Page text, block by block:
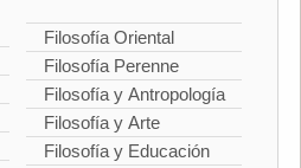
Filosofía Oriental
Filosofía Perenne
Filosofía y Antropología
Filosofía y Arte
Filosofía y Educación